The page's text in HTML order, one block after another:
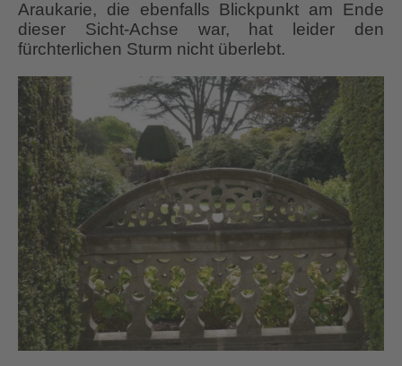
Araukarie, die ebenfalls Blickpunkt am Ende
dieser Sicht-Achse war, hat leider den
fürchterlichen Sturm nicht überlebt.